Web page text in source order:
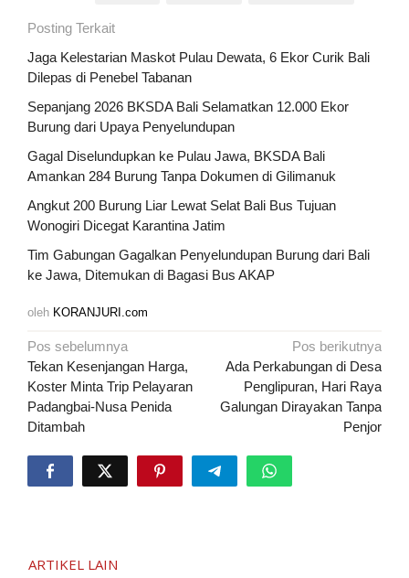
Posting Terkait
Jaga Kelestarian Maskot Pulau Dewata, 6 Ekor Curik Bali
Dilepas di Penebel Tabanan
Sepanjang 2026 BKSDA Bali Selamatkan 12.000 Ekor
Burung dari Upaya Penyelundupan
Gagal Diselundupkan ke Pulau Jawa, BKSDA Bali
Amankan 284 Burung Tanpa Dokumen di Gilimanuk
Angkut 200 Burung Liar Lewat Selat Bali Bus Tujuan
Wonogiri Dicegat Karantina Jatim
Tim Gabungan Gagalkan Penyelundupan Burung dari Bali
ke Jawa, Ditemukan di Bagasi Bus AKAP
oleh KORANJURI.com
Navigasi
pos
Pos sebelumnya
Tekan Kesenjangan Harga,
Koster Minta Trip Pelayaran
Padangbai-Nusa Penida
Ditambah
Pos berikutnya
Ada Perkabungan di Desa
Penglipuran, Hari Raya
Galungan Dirayakan Tanpa
Penjor
ARTIKEL LAIN